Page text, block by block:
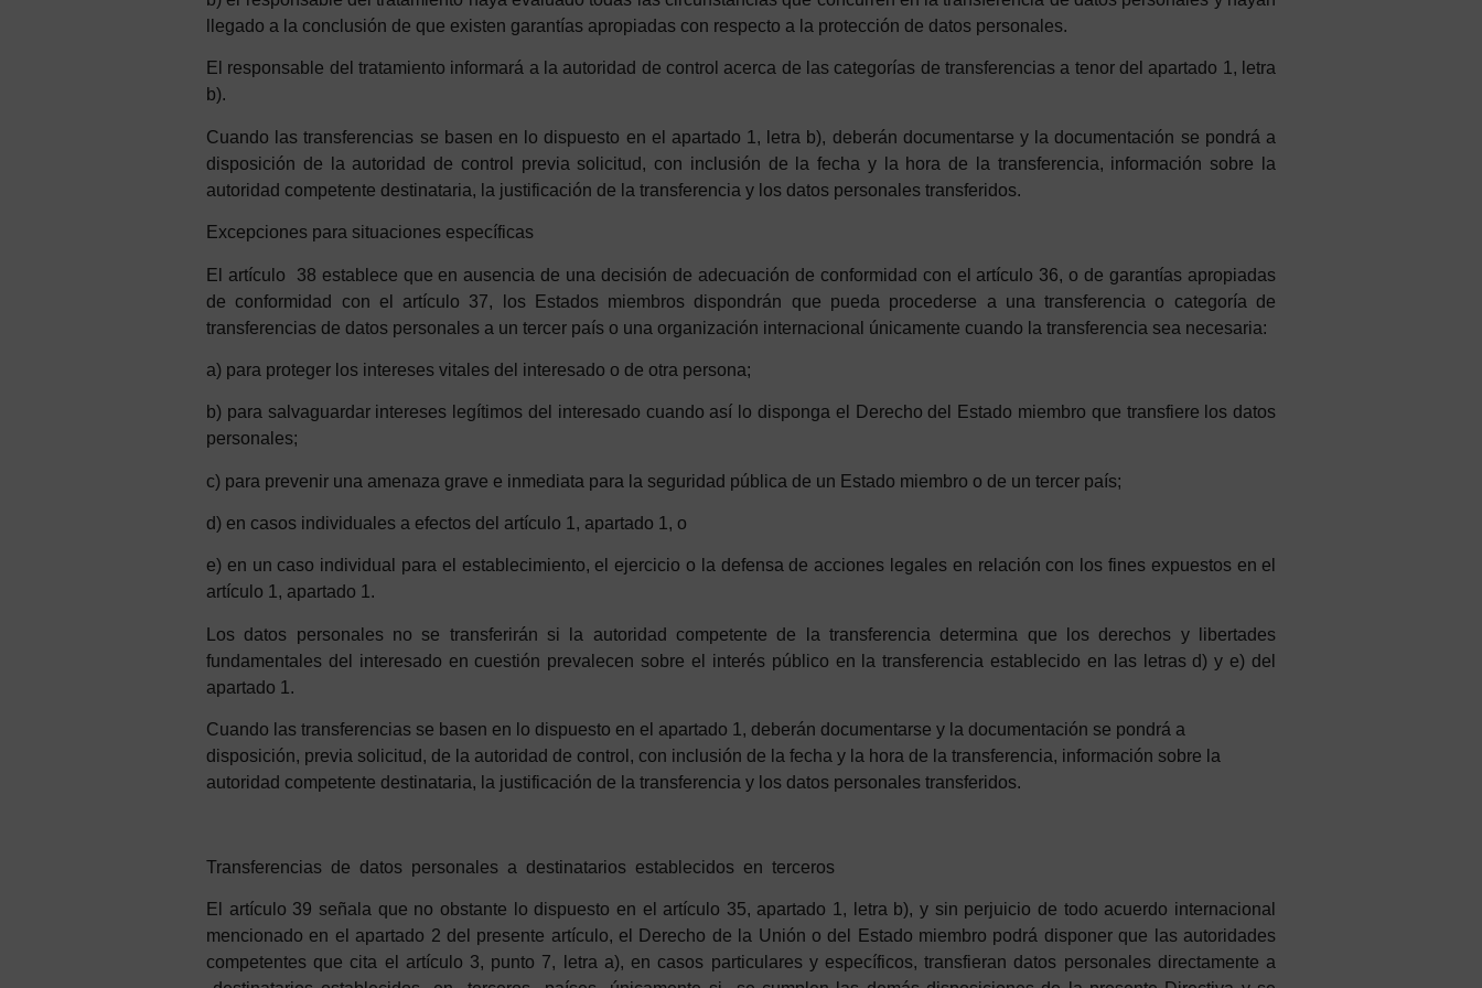
llegado a la conclusión de que existen garantías apropiadas con respecto a la protección de datos personales.
El responsable del tratamiento informará a la autoridad de control acerca de las categorías de transferencias a tenor del apartado 1, letra
b).
Cuando las transferencias se basen en lo dispuesto en el apartado 1, letra b), deberán documentarse y la documentación se pondrá a
disposición de la autoridad de control previa solicitud, con inclusión de la fecha y la hora de la transferencia, información sobre la
autoridad competente destinataria, la justificación de la transferencia y los datos personales transferidos.
Excepciones para situaciones específicas
El artículo 38 establece que en ausencia de una decisión de adecuación de conformidad con el artículo 36, o de garantías apropiadas
de conformidad con el artículo 37, los Estados miembros dispondrán que pueda procederse a una transferencia o categoría d e
transferencias de datos personales a un tercer país o una organización internacional únicamente cuando la transferencia sea necesaria:
a) para proteger los intereses vitales d el interesado o d e otra persona;
b) para sa lvaguardar intereses legítimos d el interesado cuando así lo d isponga el Derecho d el Estado miembro que transfiere los d atos
personales;
c) para prevenir una amenaza grave e inmediata para a seguridad pública d e un Estado miembro o d e un tercer país;
d) en casos ind ividuales a efectos d el artículo 1 , apartado 1 , o
e) en un caso individual para el establecimiento, e ejercicio o la defensa de acciones legales en relación con los fines expuestos en el
artículo 1, apartado 1.
Los datos personales no se transferirán si la autoridad competente de la transferencia determina que los derechos y libertades
fundamentales del interesado en cuestión prevalecen sobre el interés público en la transferencia establecido en las letras d) y e) del
apartado 1.
Cuando las transferencias se basen en lo dispuesto en el apartado 1, deberán documentarse y la documentación se pondrá a
disposición, previa solicitud, de la autoridad de control, con inclusión de la fecha y la hora de la transferencia, información sobre la
autoridad competente destinataria, la justificación de la transferencia y los datos personales transferidos.
Transferencias d e d atos personales a d estinatarios establecidos en terceros
El artículo 39 señala que no obstante lo dispuesto en el artículo 35, apartado 1, letra b), y sin perjuicio de todo acuerdo internacional
mencionado en el apartado 2 del presente artículo, el Derecho de la Unión o del Estado miembro podrá disponer que las autoridades
competentes que cita el artículo 3, punto 7, letra a), en casos particulares y específicos, transfieran datos personales directamente a